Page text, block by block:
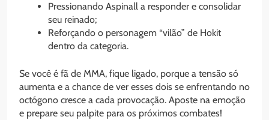
Pressionando Aspinall a responder e consolidar
seu reinado;
Reforçando o personagem “vilão” de Hokit
dentro da categoria.
Se você é fã de MMA, fique ligado, porque a tensão só
aumenta e a chance de ver esses dois se enfrentando no
octógono cresce a cada provocação. Aposte na emoção
e prepare seu palpite para os próximos combates!